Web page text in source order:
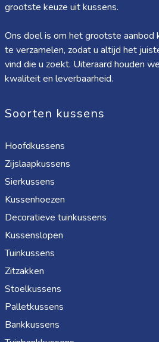
grootste keuze uit kussens.
Ons doel is om het grootste aanbod
te verzamelen, zodat u altijd het
vind die u zoekt. Uiteraard houden
kwaliteit en leverbaarheid.
Soorten kussens
Hoofdkussens
Zijslaapkussens
Sierkussens
Kussenhoezen
Decoratieve tuinkussens
Kussenslopen
Tuinkussens
Zitzakken
Stoelkussens
Palletkussens
Bankkussens